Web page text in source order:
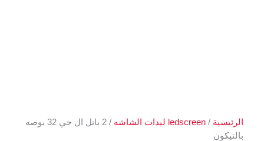
الرئيسية / ledscreen ليدات الشاشه
/ 2 بانل ال جي 32 بوصه
بالتيكون